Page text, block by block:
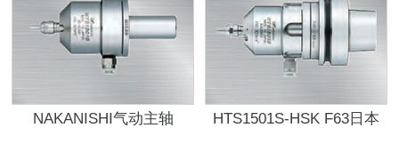
NAKANISHI气动主轴
HTS1501S-HSK F63日本